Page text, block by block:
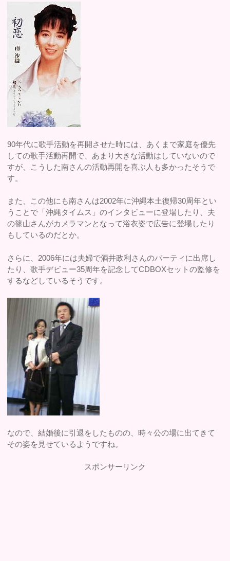
90年代に歌手活動を再開させた時には、あくまで家庭を優先
しての歌手活動再開で、あまり大きな活動はしていないので
すが、こうした南さんの活動再開を喜ぶ人も多かったそうで
す。
また、この他にも南さんは2002年に沖縄本土復帰30周年とい
うことで「沖縄タイムス」のインタビューに登場したり、夫
の篠山さんがカメラマンとなって浴衣姿で広告に登場したり
もしているのだとか。
さらに、2006年には夫婦で酒井政利さんのパーティに出席し
たり、歌手デビュー35周年を記念してCDBOXセットの監修を
するなどしているそうです。
なので、結婚後に引退をしたものの、時々公の場に出てきて
その姿を見せているようですね。
スポンサーリンク